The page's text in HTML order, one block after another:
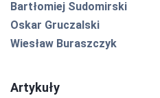
Bartłomiej Sudomirski
Oskar Gruczalski
Wiesław Buraszczyk
Artykuły